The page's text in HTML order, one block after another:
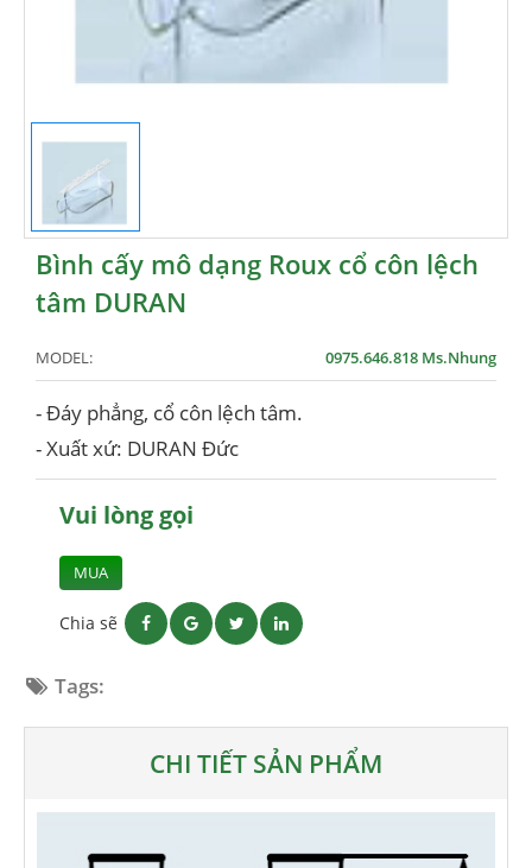
Bình cấy mô dạng Roux cổ côn lệch
tâm DURAN
MODEL: 0975.646.818 Ms.Nhung
- Đáy phẳng, cổ côn lệch tâm.
- Xuất xứ: DURAN Đức
Vui lòng gọi
MUA
Chia sẽ
Tags:
CHI TIẾT SẢN PHẨM